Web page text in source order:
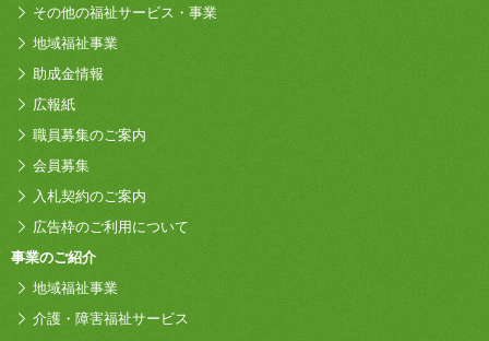
その他の福祉サービス・事業
地域福祉事業
助成金情報
広報紙
職員募集のご案内
会員募集
入札契約のご案内
広告枠のご利用について
事業のご紹介
地域福祉事業
介護・障害福祉サービス